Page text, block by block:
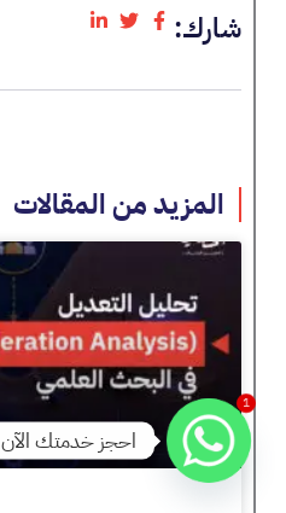
شارك:
المزيد من المقالات
1
احجز خدمتك الآن